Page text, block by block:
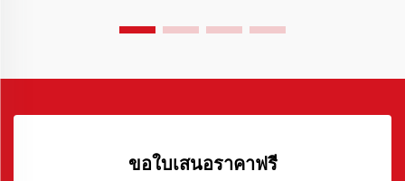
ขอใบเสนอราคาฟรี